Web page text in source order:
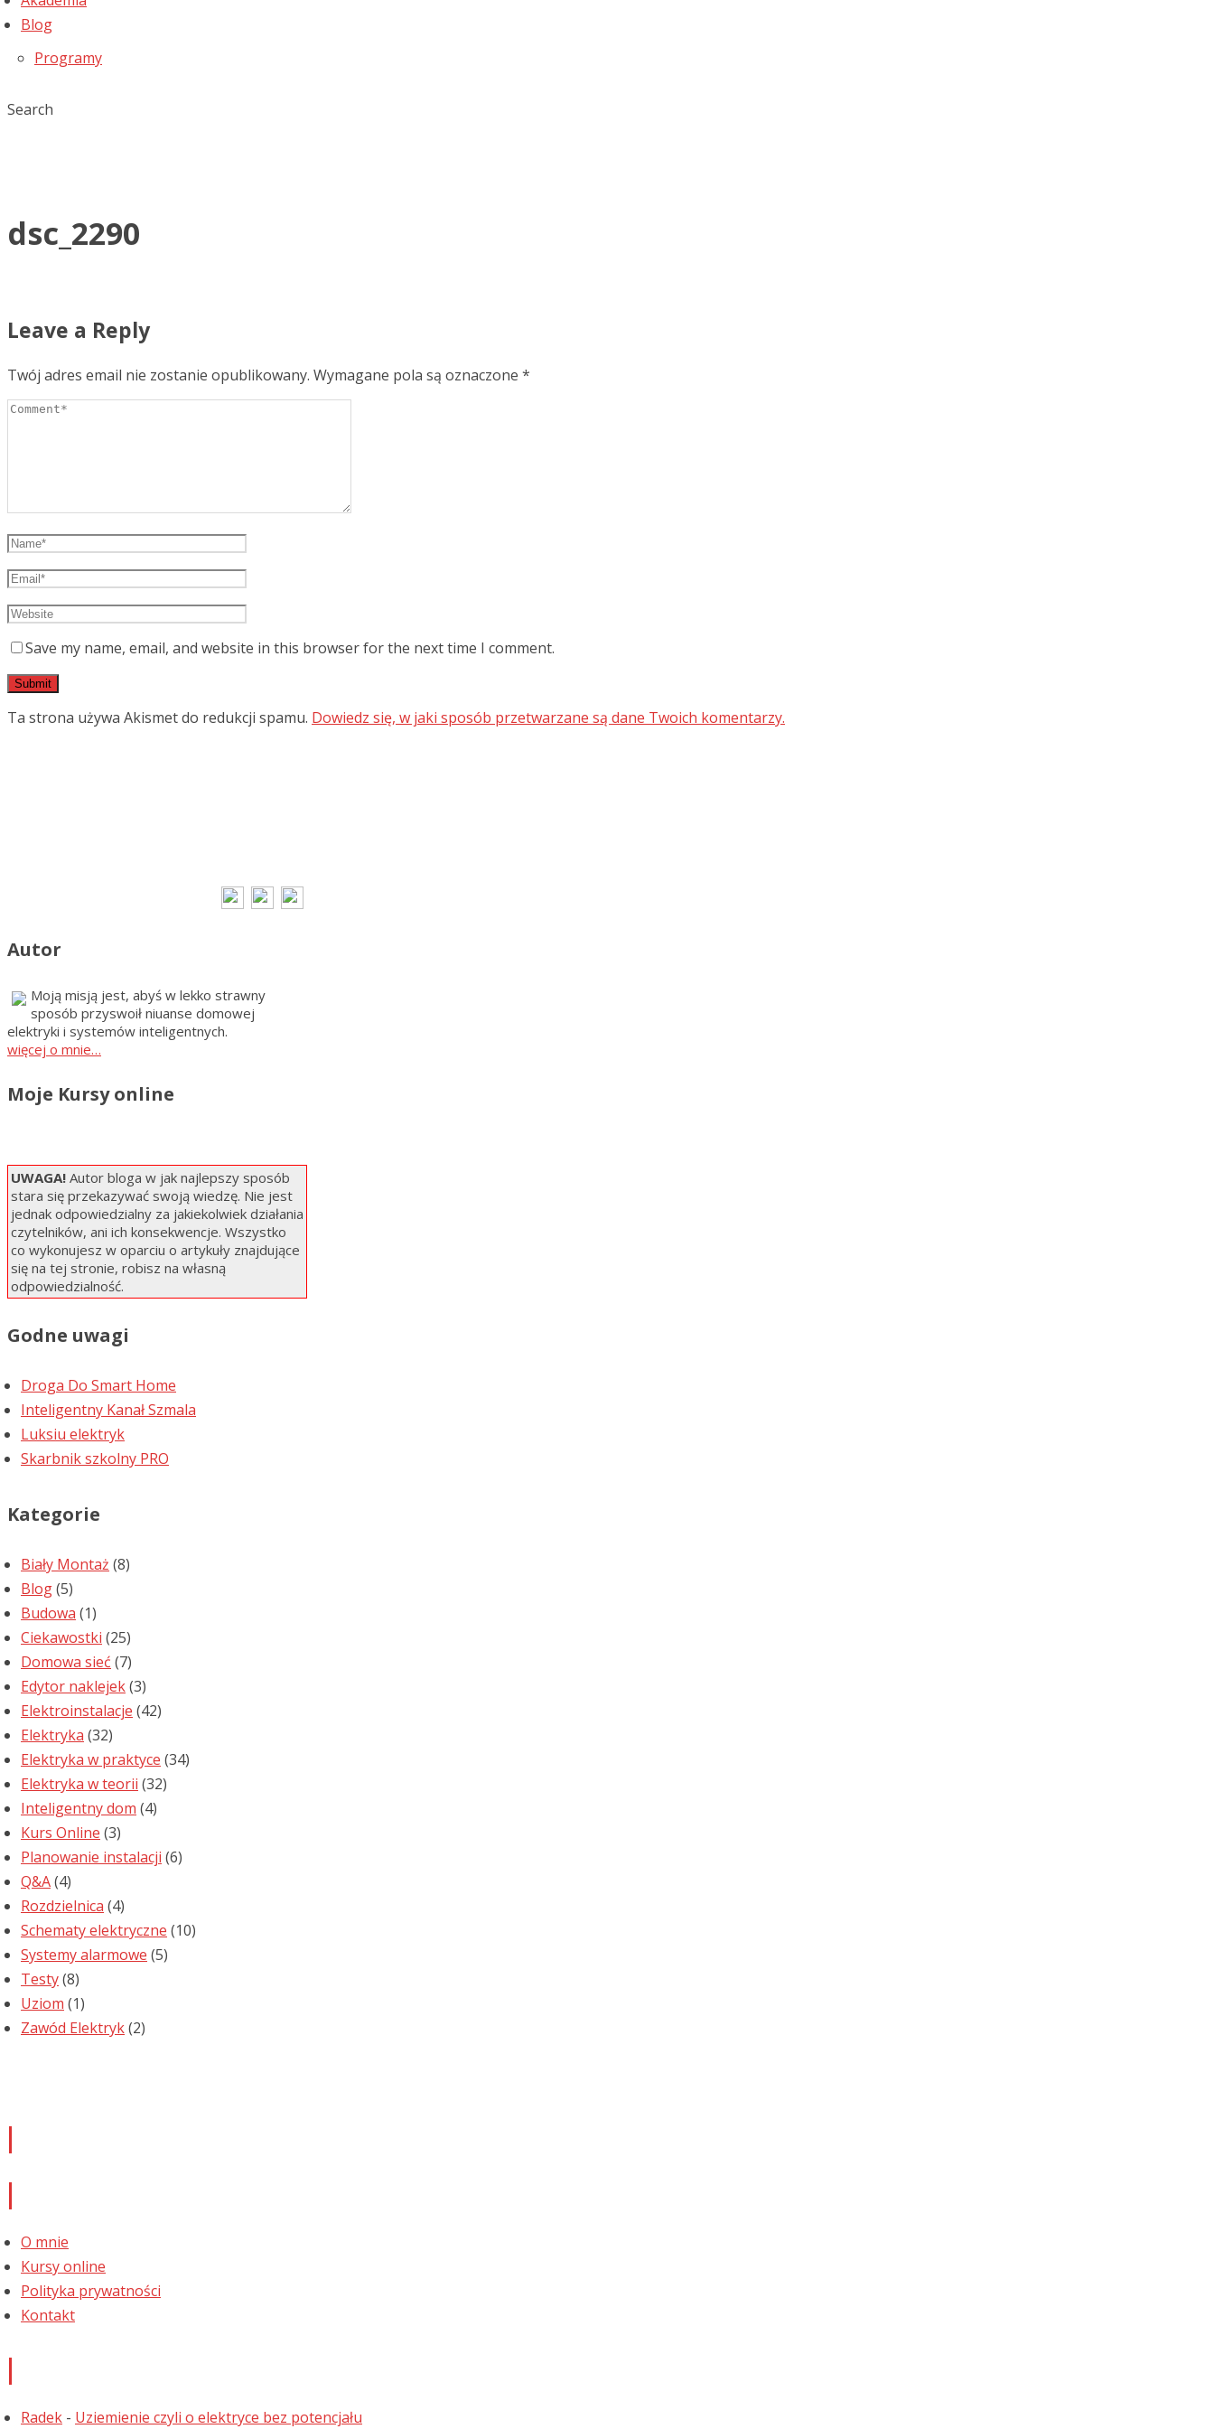
Blog
Programy
Search
dsc_2290
Leave a Reply
Twój adres email nie zostanie opublikowany. Wymagane pola są oznaczone *
Save my name, email, and website in this browser for the next time I comment.
Ta strona używa Akismet do redukcji spamu. Dowiedz się, w jaki sposób przetwarzane są dane Twoich komentarzy.
Autor
Moją misją jest, abyś w lekko strawny
sposób przyswoił niuanse domowej
elektryki i systemów inteligentnych.
więcej o mnie…
Moje Kursy online
UWAGA! Autor bloga w jak najlepszy sposób
stara się przekazywać swoją wiedzę. Nie jest
jednak odpowiedzialny za jakiekolwiek działania
czytelników, ani ich konsekwencje. Wszystko
co wykonujesz w oparciu o artykuły znajdujące
się na tej stronie, robisz na własną
odpowiedzialność.
Godne uwagi
Droga Do Smart Home
Inteligentny Kanał Szmala
Luksiu elektryk
Skarbnik szkolny PRO
Kategorie
Biały Montaż (8)
Blog(5)
Budowa (1)
Ciekawostki (25)
Domowa sieć (7)
Edytor naklejek(3)
Elektroinstalacje (42)
Elektryka (32)
Elektryka w praktyce (34)
Elektryka w teorii (32)
Inteligentny dom (4)
Kurs Online (3)
Planowanie instalacji (6)
Q&A(4)
Rozdzielnica (4)
Schematy elektryczne (10)
Systemy alarmowe (5)
Testy(8)
Uziom (1)
Zawód Elektryk(2)
O mnie
Kursy online
Polityka prywatności
Kontakt
Radek - Uziemienie czyli o elektryce bez potencjału